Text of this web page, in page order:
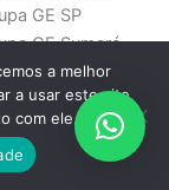
GE SP
GE Sumaré
GE
GE Tamboré
GE Tatuapé
a melhor
a usar este site,
com ele.